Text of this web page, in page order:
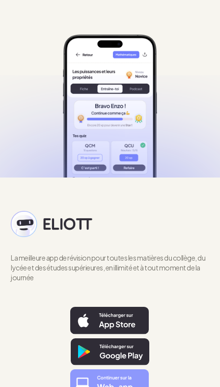
La meilleure app de révision pour toutes les matières du collège, du
lycée et des études supérieures, en illimité et à tout moment de la
journée